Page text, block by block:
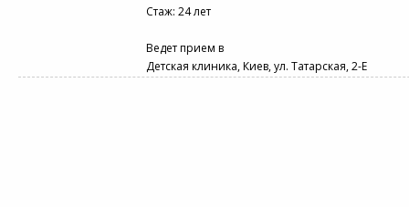
Стаж: 24 лет
Ведет прием в
Детская клиника, Киев, ул. Татарская, 2-Е